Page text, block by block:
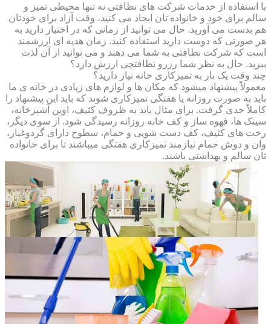
با استفاده از خدمات شرکت های نظافتی نه تنها محیطی تمیز و
سالم برای خود و خانواده تان ایجاد می کنید، وقت آزاد برای خودتان
هم بدست می آورید. حال می توانید از زمانی که در اختیار دارید به
هر صورتی که دوست دارید استفاده کنید. زمان هدیه ای ارزشمند
است که شرکت نظافتی به شما می دهند و می توانید از آن لذت
ببرید. حال به نظر شما رزرو نظافتچی ارزش دارد؟
چند وقت یک بار به تمیزکاری خانه نیاز دارید؟
معمولاً پیشنهاد میشود که مکان ها و لوازم های زیادی در خانه ی ما
باید به صورت روزانه یا هفتگی تمیزکاری شوند که باید این پیشنهاد را
کاملاً جدی گرفت. برای مثال باید به ظروف کثیف، اوپن آشپزخانه،
سینک ها، قهوه ساز و کف خانه روزانه رسیدگی شود. از سوی دیگر،
رخت های کثیف، کف دست شویی و حمام، سطوح دارای گردوغبار،
وان و دوش حمام نیازمند تمیزکاری هفتگی میباشند تا برای خانواده
تان سالم و بهداشتی باشند.